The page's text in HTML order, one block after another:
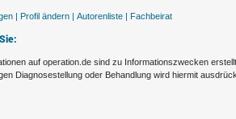
| Profil ändern | Autorenliste | Fachbeirat
auf operation.de sind zu Informationszwecken
Diagnosestellung oder Behandlung wird hiermit